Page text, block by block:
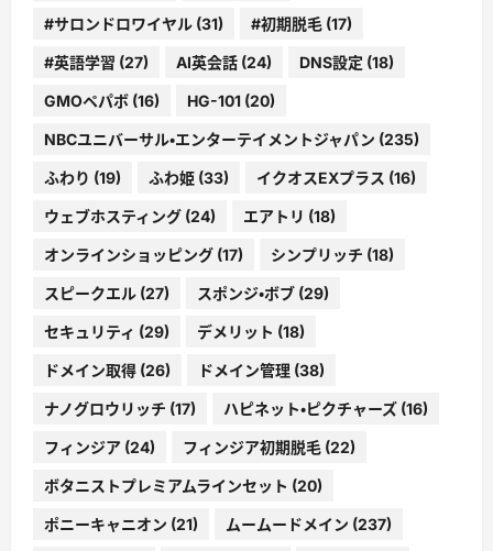
#サロンドロワイヤル (31) #初期脱毛 (17)
#英語学習 (27) AI英会話 (24) DNS設定 (18)
GMOペパボ (16) HG-101 (20)
NBCユニバーサル・エンターテイメントジャパン (235)
ふわり (19) ふわ姫 (33) イクオスEXプラス (16)
ウェブホスティング (24) エアトリ (18)
オンラインショッピング (17) シンプリッチ (18)
スピークエル (27) スポンジ・ボブ (29)
セキュリティ (29) デメリット (18)
ドメイン取得 (26) ドメイン管理 (38)
ナノグロウリッチ (17) ハピネット・ピクチャーズ (16)
フィンジア (24) フィンジア初期脱毛 (22)
ボタニストプレミアムラインセット (20)
ポニーキャニオン (21) ムームードメイン (237)